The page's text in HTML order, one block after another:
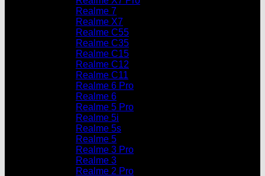
Realme 7
Realme X7
Realme C55
Realme C35
Realme C15
Realme C12
Realme C11
Realme 6 Pro
Realme 6
Realme 5 Pro
Realme 5i
Realme 5s
Realme 5
Realme 3 Pro
Realme 3
Realme 2 Pro